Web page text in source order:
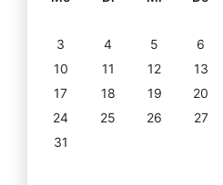
3
4 5 6
10
11 12 13
17
18 19 20
24
25 26 27
31